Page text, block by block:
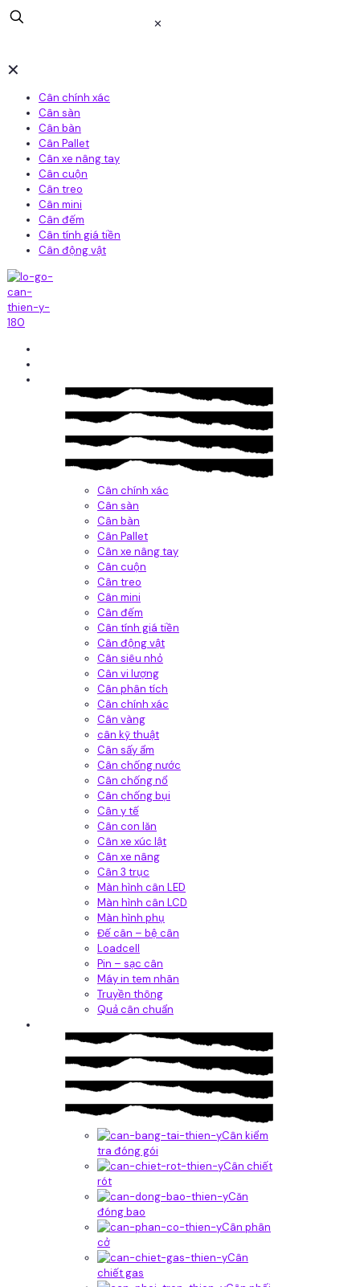
✕
✕
Cân chính xác
Cân sàn
Cân bàn
Cân Pallet
Cân xe nâng tay
Cân cuộn
Cân treo
Cân mini
Cân đếm
Cân tính giá tiền
Cân động vật
Cân chính xác
Cân sàn
Cân bàn
Cân Pallet
Cân xe nâng tay
Cân cuộn
Cân treo
Cân mini
Cân đếm
Cân tính giá tiền
Cân động vật
Cân siêu nhỏ
Cân vi lượng
Cân phân tích
Cân chính xác
Cân vàng
cân kỹ thuật
Cân sấy ẩm
Cân chống nước
Cân chống nổ
Cân chống bụi
Cân y tế
Cân con lăn
Cân xe xúc lật
Cân xe nâng
Cân 3 trục
Màn hình cân LED
Màn hình cân LCD
Màn hình phụ
Đế cân – bệ cân
Loadcell
Pin – sạc cân
Máy in tem nhãn
Truyền thông
Quả cân chuẩn
Cân kiểm
tra đóng gói
Cân chiết
rót
Căn
đóng bao
Cân phân
cở
Cân
chiết gas